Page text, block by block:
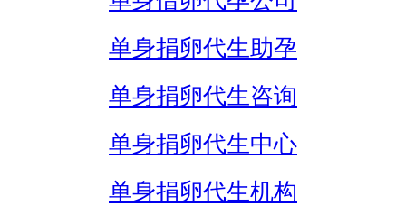
单身捐卵代生助孕
单身捐卵代生咨询
单身捐卵代生中心
单身捐卵代生机构